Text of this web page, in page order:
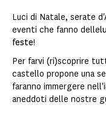
Luci di Natale, serate
eventi che fanno delle
feste!
Per farvi (ri)scoprire
castello propone una
faranno immergere
aneddoti delle nostre